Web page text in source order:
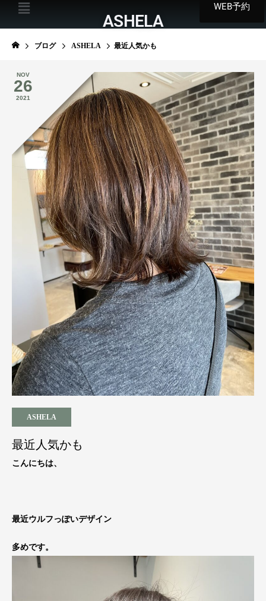
WEB予約
ASHELA
ブログ ASHELA 最近人気かも
NOV
26
2021
ASHELA
最近人気かも
こんにちは、
最近ウルフっぽいデザイン
多めです。